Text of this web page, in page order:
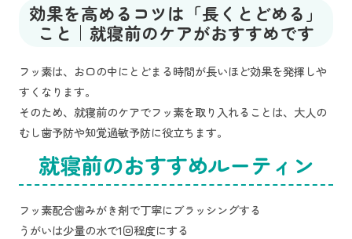
効果を高めるコツは「長くとどめる」
こと｜就寝前のケアがおすすめです
フッ素は、お口の中にとどまる時間が長いほど効果を発揮しや
すくなります。
そのため、就寝前のケアでフッ素を取り入れることは、大人の
むし歯予防や知覚過敏予防に役立ちます。
就寝前のおすすめルーティン
フッ素配合歯みがき剤で丁寧にブラッシングする
うがいは少量の水で1回程度にする